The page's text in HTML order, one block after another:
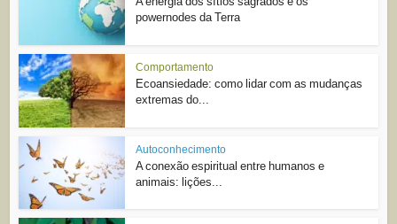
powernodes da Terra
Comportamento
Ecoansiedade: como lidar com as mudanças
extremas do...
Autoconhecimento
A conexão espiritual entre humanos e
animais: lições...